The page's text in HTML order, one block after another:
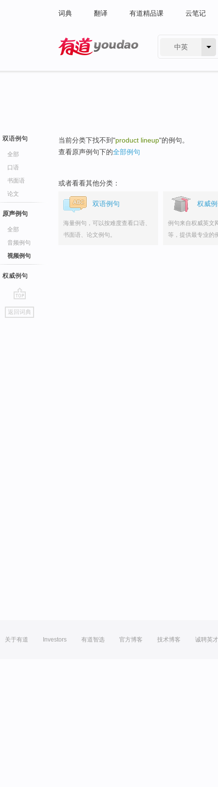
词典 翻译 有道精品课 云笔记
中英
双语例句
全部
口语
书面语
论文
原声例句
全部
音频例句
视频例句
权威例句
go
top
返回词典
当前分类下找不到"product lineup"的例句。
查看原声例句下的全部例句
或者看看其他分类：
双语例句
海量例句，可以按难度查看口语、
书面语、论文例句。
权威
例句来自权威英文
等，提供最专业的
关于有道 Investors 有道智选 官方博客 技术博客 诚聘英才